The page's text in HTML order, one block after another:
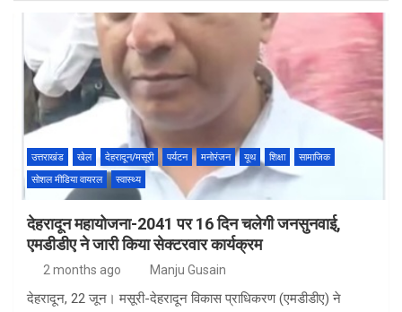
ce
b
o
o
k
ail at
s
A
p
p
ar
e
उत्तराखंड खेल देहरादून/मसूरी पर्यटन मनोरंजन यूथ शिक्षा
सामाजिक
सोशल मीडिया वायरल
स्वास्थ्य
देहरादून महायोजना-2041 पर 16 दिन चलेगी जनसुनवाई,
एमडीडीए ने जारी किया सेक्टरवार कार्यक्रम
2 months ago Manju Gusain
देहरादून, 22 जून। मसूरी-देहरादून विकास प्राधिकरण (एमडीडीए) ने